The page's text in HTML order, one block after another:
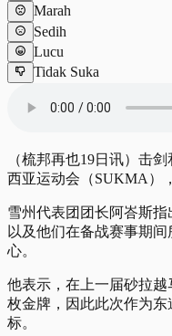
Marah
Sedih
Lucu
Tidak Suka
（梳邦再也19日讯）击
西亚运动会（SUKMA）
雪州代表团团长阿峇斯指
以及他们在备战赛事期
心。
他表示，在上一届砂拉
枚金牌，因此此次作为
标。